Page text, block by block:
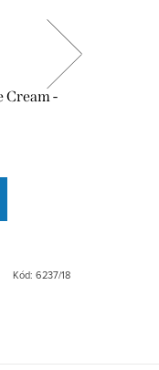
Cream -
Kód: 6237/18